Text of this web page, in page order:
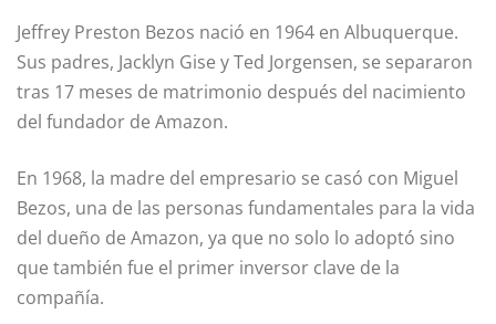
Jeffrey Preston Bezos nació en 1964 en Albuquerque.
Sus padres, Jacklyn Gise y Ted Jorgensen, se separaron
tras 17 meses de matrimonio después del nacimiento
del fundador de Amazon.
En 1968, la madre del empresario se casó con Miguel
Bezos, una de las personas fundamentales para la vida
del dueño de Amazon, ya que no solo lo adoptó sino
que también fue el primer inversor clave de la
compañía.